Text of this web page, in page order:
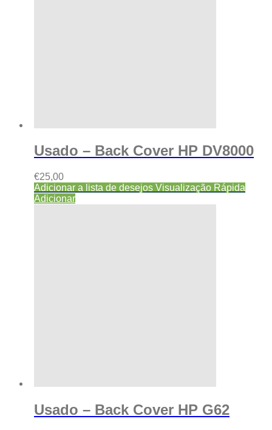
Usado – Back Cover HP DV8000
€25,00
Adicionar a lista de desejos Visualização Rápida
Adicionar
Usado – Back Cover HP G62